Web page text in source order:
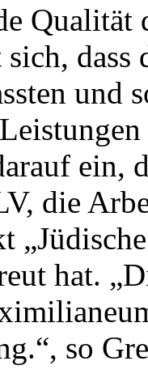
Qualität
und
ein,
die
hat.
so